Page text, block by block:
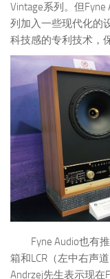
Vintage系列。但
列加入一些现代化的
科技感的专利技术，
Fyne Audio也有
箱和LCR（左中右声
Andrzej先生表示现在